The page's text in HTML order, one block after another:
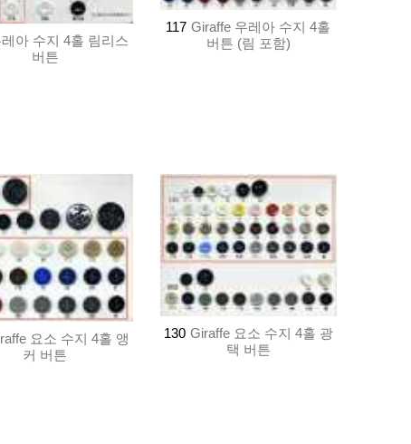
아 수지 4홀 림리스
버튼
117 Giraffe 우레아 수지 4홀
버튼 (림 포함)
요소 수지 4홀 앵
커 버튼
130 Giraffe 요소 수지 4홀 광
택 버튼